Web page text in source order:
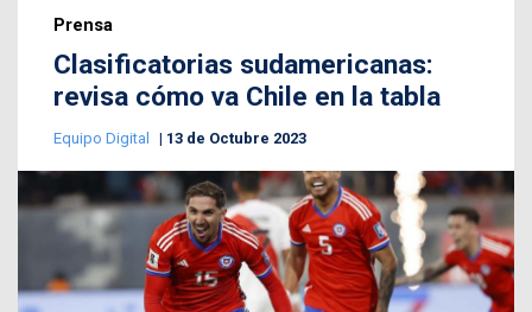
Prensa
Clasificatorias sudamericanas:
revisa cómo va Chile en la tabla
Equipo Digital 13 de Octubre 2023